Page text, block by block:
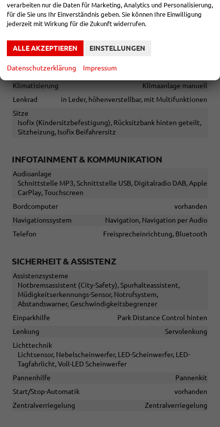
Sonstiges
Irrtümer vorbehalten
INNEN
Fensterheber
Gepäckraumabtrennung
Klimatisierung
Klimaanlage manuell
Lenkrad
in Leder, höhenverstellbar, mit Multifunktionen
Sitze
Isofix (Kindersitzbefestigung), Rücksitzbank hinten geteilt,
Sitzheizung, Isofix Beifahrersitz
INFOTAINMENT & KOMMUNIKATION
Audioanlage
Schnittstelle MP3, Schnittstelle USB, Digitalradio DAB, Apple
CarPlay, Touchscreen
Bordcomputer
vorhanden
Navigationssystem
Navigation, Navigation per Audio
Telefon
Freisprecheinrichtung, Bluetooth
SICHERHEIT & ASSISTENZ
Assistenzsysteme
Notbremsassistent (City-Safety), Spurhalteassistent,
Müdigkeitserkennungs-Sensor, Notrufsystem,
Abstandswarner, Geschwindigkeitsbegrenzer
Einparkhilfe
Park Distance Control hinten
Lenkung
Servolenkung
Lichttechnik
Lichtsensor, Nebelscheinwerfer, LED-Scheinwerfer, LED-
Tagfahrlicht, Voll-LED Scheinwerfer
Pannenhilfe
Pannenkit
Start/Stop-Automatik
vorhanden
Zentralverriegelung
Zentralverriegelung
verarbeiten nur die Daten für Marketing, Analytics und Personalisierung,
für die Sie uns Ihr Einverständnis geben. Sie können Ihre Einwilligung
jederzeit mit Wirkung für die Zukunft widerrufen.
ALLE AKZEPTIEREN EINSTELLUNGEN
Datenschutzerklärung Impressum